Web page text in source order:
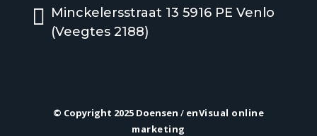
 Minckelersstraat 13 5916 PE Venlo
(Veegtes 2188)
© Copyright 2025 Doensen / enVisual online
marketing